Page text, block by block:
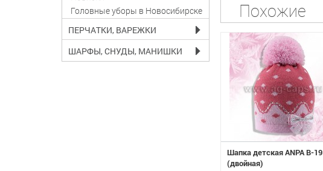
Головные уборы в Новосибирске
ПЕРЧАТКИ, ВАРЕЖКИ
ШАРФЫ, СНУДЫ, МАНИШКИ
Похожие
Шапка детская ANPA B-19
(двойная)